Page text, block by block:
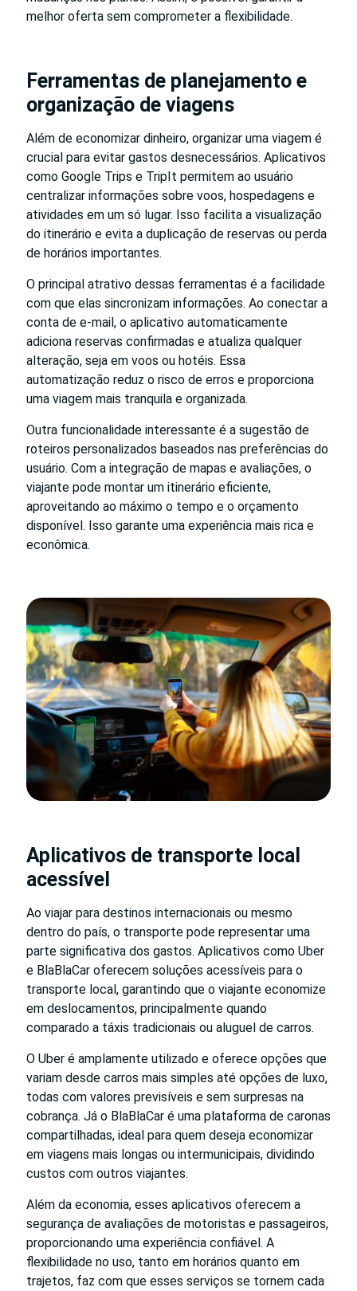
melhor oferta sem comprometer a flexibilidade.
Ferramentas de planejamento e
organização de viagens
Além de economizar dinheiro, organizar uma viagem é
crucial para evitar gastos desnecessários. Aplicativos
como Google Trips e TripIt permitem ao usuário
centralizar informações sobre voos, hospedagens e
atividades em um só lugar. Isso facilita a visualização
do itinerário e evita a duplicação de reservas ou perda
de horários importantes.
O principal atrativo dessas ferramentas é a facilidade
com que elas sincronizam informações. Ao conectar a
conta de e-mail, o aplicativo automaticamente
adiciona reservas confirmadas e atualiza qualquer
alteração, seja em voos ou hotéis. Essa
automatização reduz o risco de erros e proporciona
uma viagem mais tranquila e organizada.
Outra funcionalidade interessante é a sugestão de
roteiros personalizados baseados nas preferências do
usuário. Com a integração de mapas e avaliações, o
viajante pode montar um itinerário eficiente,
aproveitando ao máximo o tempo e o orçamento
disponível. Isso garante uma experiência mais rica e
econômica.
Aplicativos de transporte local
acessível
Ao viajar para destinos internacionais ou mesmo
dentro do país, o transporte pode representar uma
parte significativa dos gastos. Aplicativos como Uber
e BlaBlaCar oferecem soluções acessíveis para o
transporte local, garantindo que o viajante economize
em deslocamentos, principalmente quando
comparado a táxis tradicionais ou aluguel de carros.
O Uber é amplamente utilizado e oferece opções que
variam desde carros mais simples até opções de luxo,
todas com valores previsíveis e sem surpresas na
cobrança. Já o BlaBlaCar é uma plataforma de caronas
compartilhadas, ideal para quem deseja economizar
em viagens mais longas ou intermunicipais, dividindo
custos com outros viajantes.
Além da economia, esses aplicativos oferecem a
segurança de avaliações de motoristas e passageiros,
proporcionando uma experiência confiável. A
flexibilidade no uso, tanto em horários quanto em
trajetos, faz com que esses serviços se tornem cada